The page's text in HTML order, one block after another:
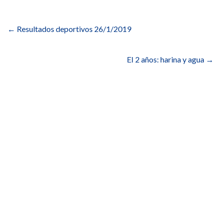
de
← Resultados deportivos 26/1/2019
EI 2 años: harina y agua →